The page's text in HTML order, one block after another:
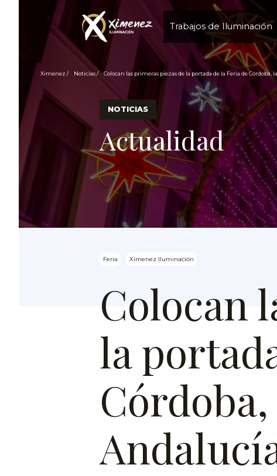
Trabajos de Iluminación
Ximenez Noticias Colocan las primeras piezas de la portada de la Feria de Córdoba,
NOTICIAS
Actualidad
Feria Ximenez Iluminación
Colocan
la